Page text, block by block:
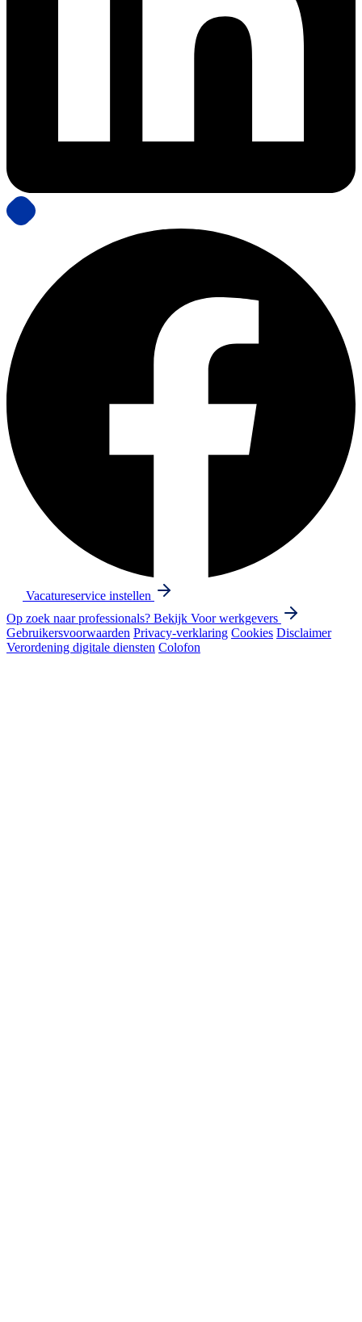
Vacatureservice instellen
Op zoek naar professionals? Bekijk Voor werkgevers
Gebruikersvoorwaarden Privacy-verklaring Cookies Disclaimer
Verordening digitale diensten Colofon